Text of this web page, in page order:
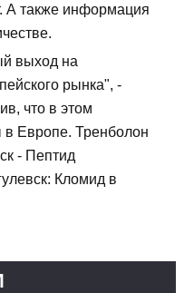
А также информация
выход на
рынка", -
что в этом
в Европе. Тренболон
- Пептид
Кломид в